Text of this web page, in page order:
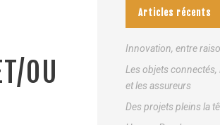
OU
Articles récents
Innovation, entre
Les objets connectés,
et les assureurs
Des projets pleins la